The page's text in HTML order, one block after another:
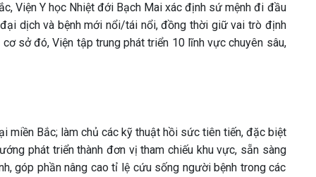
Viện Y học Nhiệt đới Bạch Mai xác định sứ mệnh đi đầu
dịch và bệnh mới nổi/tái nổi, đồng thời giữ vai trò định
sở đó, Viện tập trung phát triển 10 lĩnh vực chuyên sâu,
miền Bắc; làm chủ các kỹ thuật hồi sức tiên tiến, đặc biệt
phát triển thành đơn vị tham chiếu khu vực, sẵn sàng
góp phần nâng cao tỉ lệ cứu sống người bệnh trong các